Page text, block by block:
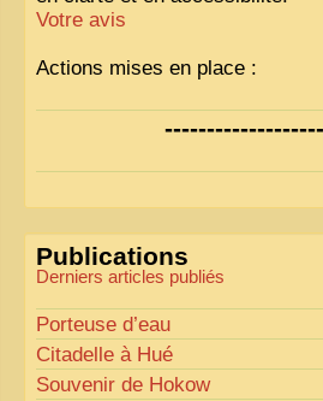
Votre avis
Actions mises en place :
Nous avons déjà ajusté les
« Comme tout bon
perfection est un idéal… mais
Publications
Derniers articles publiés
Porteuse d’eau
Citadelle à Hué
Souvenir de Hokow